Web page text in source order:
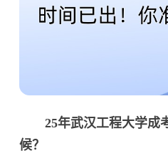
25年武汉工程大学成
候？